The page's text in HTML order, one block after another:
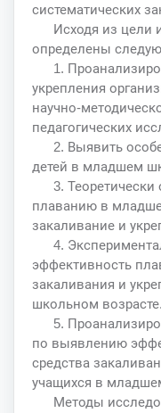
систематических
Исходя из цели
определены
1.
укрепления
научно-
педагогических
2. Выявить
детей в младшем
3.
плаванию в
закаливание и
4.
эффективность
закаливания и
школьном возрасте.
5.
по выявлению
средства
учащихся в
Методы